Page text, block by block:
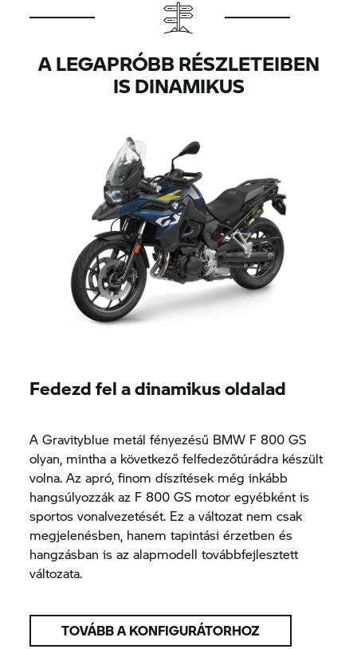
A LEGAPRÓBB RÉSZLETEIBEN
IS DINAMIKUS
Fedezd fel a dinamikus oldalad
A Gravityblue metál fényezésű BMW F 800 GS
olyan, mintha a következő felfedezőtúrádra készült
volna. Az apró, finom díszítések még inkább
hangsúlyozzák az F 800 GS motor egyébként is
sportos vonalvezetését. Ez a változat nem csak
megjelenésben, hanem tapintási érzetben és
hangzásban is az alapmodell továbbfejlesztett
változata.
TOVÁBB A KONFIGURÁTORHOZ